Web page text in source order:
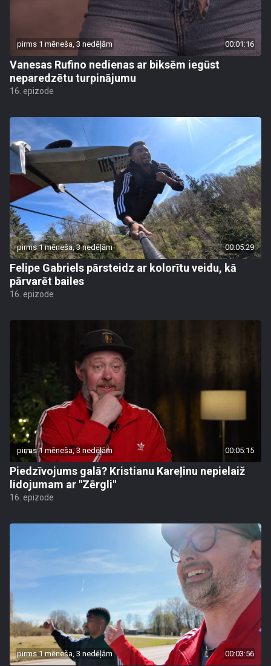
pirms 1 mēneša, 3 nedēļām 00:01:16
Vanesas Rufino nedienas ar biksēm iegūst
neparedzētu turpinājumu
16. epizode
pirms 1 mēneša, 3 nedēļām 00:05:29
Felipe Gabriels pārsteidz ar kolorītu veidu, kā
pārvarēt bailes
16. epizode
pirms 1 mēneša, 3 nedēļām 00:05:15
Piedzīvojums galā? Kristianu Kareļinu nepielaiž
lidojumam ar "Zērgli"
16. epizode
pirms 1 mēneša, 3 nedēļām 00:03:56